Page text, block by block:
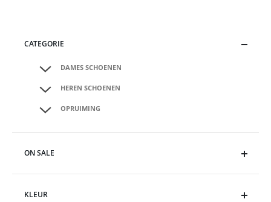
CATEGORIE
DAMES SCHOENEN
HEREN SCHOENEN
OPRUIMING
ON SALE
KLEUR